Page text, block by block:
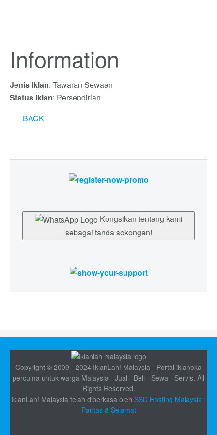
Information
Jenis Iklan: Tawaran Sewaan
Status Iklan: Persendirian
BACK
sebagai tanda sokongan!
Copyright © 2009 - 2024 IklanLah! Malaysia - Portal iklaneka
percuma untuk warga Malaysia - Jual - Beli - Sewa - Servis. All
Rights Reserved.
IklanLah! Malaysia telah diperkasa oleh SSD Hosting Malaysia :
Pantas & Selamat